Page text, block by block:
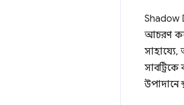
Shadow
আচরণ
উপাদানে